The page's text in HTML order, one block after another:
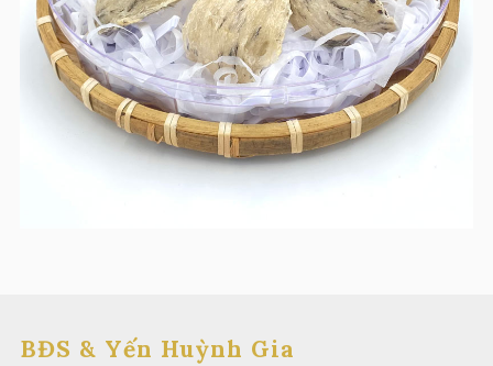
BĐS & Yến Huỳnh Gia